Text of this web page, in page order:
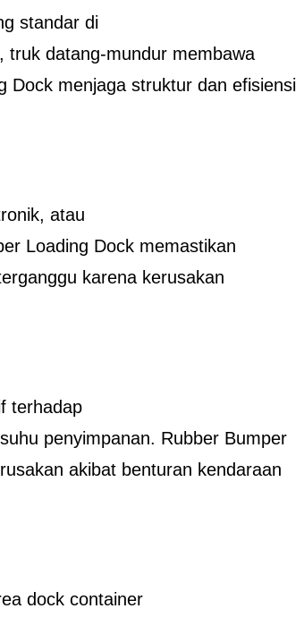
standar di
truk datang-mundur membawa
Dock menjaga struktur dan efisiensi
atau
Loading Dock memastikan
karena kerusakan
terhadap
penyimpanan. Rubber Bumper
akibat benturan kendaraan
dock container